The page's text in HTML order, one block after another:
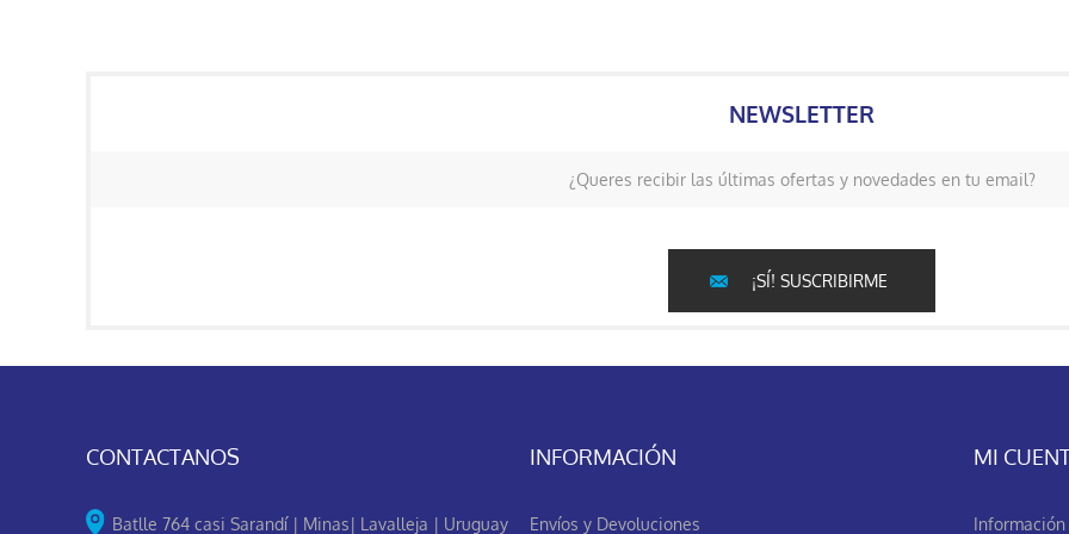
NEWSLETTER
¿Queres recibir las últimas ofertas y novedades en tu email?
¡SÍ! SUSCRIBIRME
CONTACTANOS
Batlle 764 casi Sarandí | Minas| Lavalleja | Uruguay
INFORMACIÓN
Envíos y Devoluciones
MI